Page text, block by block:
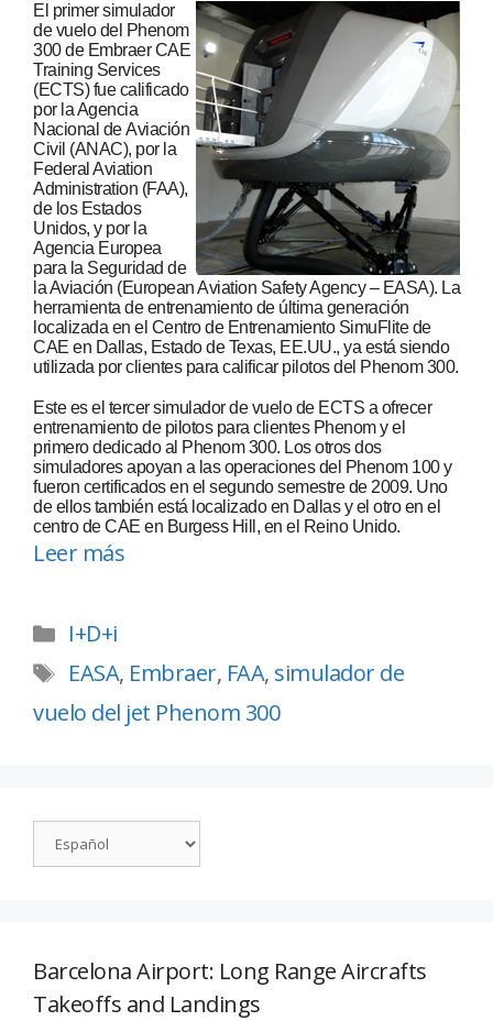
El primer simulador
de vuelo del Phenom
300 de Embraer CAE
Training Services
(ECTS) fue calificado
por la Agencia
Nacional de Aviación
Civil (ANAC), por la
Federal Aviation
Administration (FAA),
de los Estados
Unidos, y por la
Agencia Europea
para la Seguridad de
la Aviación (European Aviation Safety Agency – EASA). La
herramienta de entrenamiento de última generación
localizada en el Centro de Entrenamiento SimuFlite de
CAE en Dallas, Estado de Texas, EE.UU., ya está siendo
utilizada por clientes para calificar pilotos del Phenom 300.
Este es el tercer simulador de vuelo de ECTS a ofrecer
entrenamiento de pilotos para clientes Phenom y el
primero dedicado al Phenom 300. Los otros dos
simuladores apoyan a las operaciones del Phenom 100 y
fueron certificados en el segundo semestre de 2009. Uno
de ellos también está localizado en Dallas y el otro en el
centro de CAE en Burgess Hill, en el Reino Unido.
Leer más
I+D+i
EASA, Embraer, FAA, simulador de
vuelo del jet Phenom 300
Barcelona Airport: Long Range Aircrafts
Takeoffs and Landings